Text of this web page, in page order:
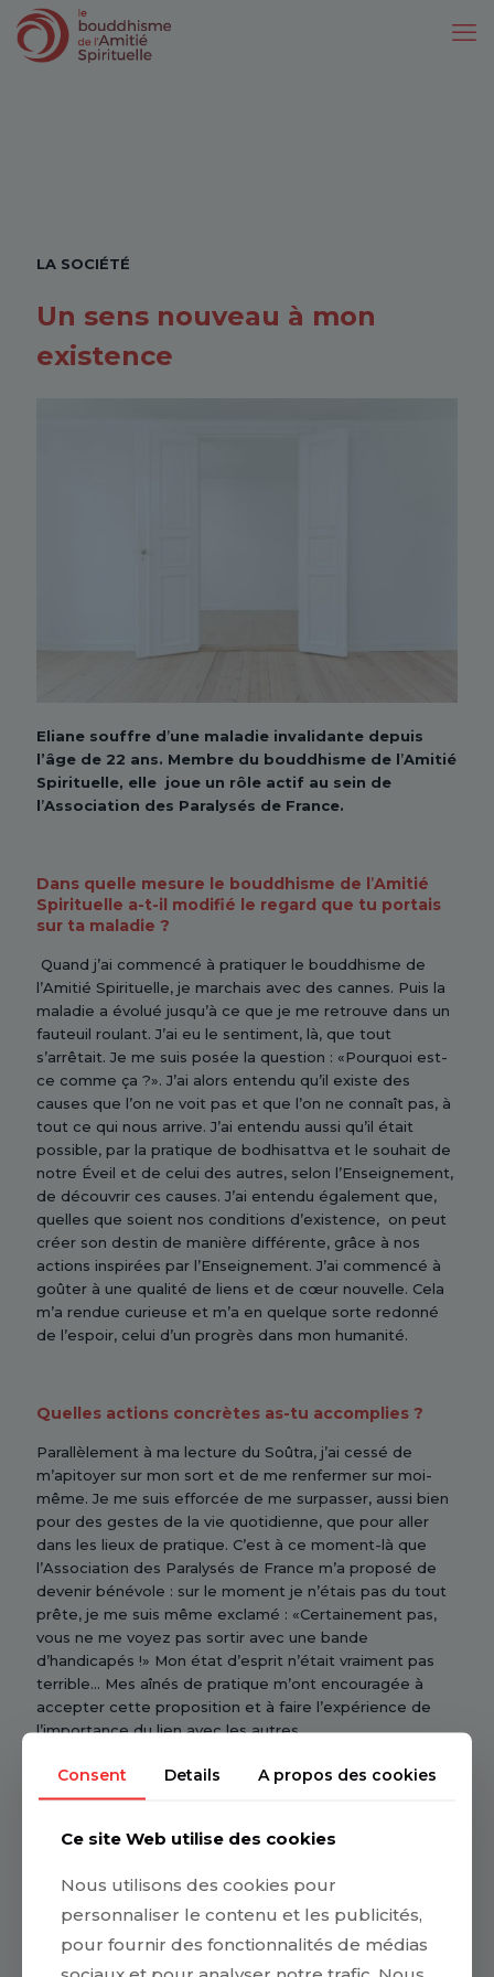
LA SOCIÉTÉ
Un sens nouveau à mon
existence
Eliane souffre d’une maladie invalidante depuis
l’âge de 22 ans. Membre du bouddhisme de l’Amitié
Spirituelle, elle joue un rôle actif au sein de
l’Association des Paralysés de France.
Dans quelle mesure le bouddhisme de l’Amitié
Spirituelle a-t-il modifié le regard que tu portais
sur ta maladie ?
Quand j’ai commencé à pratiquer le bouddhisme de
l’Amitié Spirituelle, je marchais avec des cannes. Puis la
maladie a évolué jusqu’à ce que je me retrouve dans un
fauteuil roulant. J’ai eu le sentiment, là, que tout
s’arrêtait. Je me suis posée la question : «Pourquoi est-
ce comme ça ?». J’ai alors entendu qu’il existe des
causes que l’on ne voit pas et que l’on ne connaît pas, à
tout ce qui nous arrive. J’ai entendu aussi qu’il était
possible, par la pratique de bodhisattva et le souhait de
notre Éveil et de celui des autres, selon l’Enseignement,
de découvrir ces causes. J’ai entendu également que,
quelles que soient nos conditions d’existence, on peut
créer son destin de manière différente, grâce à nos
actions inspirées par l’Enseignement. J’ai commencé à
goûter à une qualité de liens et de cœur nouvelle. Cela
m’a rendue curieuse et m’a en quelque sorte redonné
de l’espoir, celui d’un progrès dans mon humanité.
Quelles actions concrètes as-tu accomplies ?
Parallèlement à ma lecture du Soûtra, j’ai cessé de
m’apitoyer sur mon sort et de me renfermer sur moi-
même. Je me suis efforcée de me surpasser, aussi bien
pour des gestes de la vie quotidienne, que pour aller
dans les lieux de pratique. C’est à ce moment-là que
l’Association des Paralysés de France m’a proposé de
devenir bénévole : sur le moment je n’étais pas du tout
prête, je me suis même exclamé : «Certainement pas,
vous ne me voyez pas sortir avec une bande
d’handicapés !» Mon état d’esprit n’était vraiment pas
terrible... Mes aînés de pratique m’ont encouragée à
accepter cette proposition et à faire l’expérience de
l’importance du lien avec les autres.
bouddhisme de l
Amiti
é Spirituelle dans tes
nouvelles fonctions?
J’ai commencé à véhiculer à l’intérieur de l’Association
les vertus du cœur pour les autres : la bienveillance, la
considération, le souhait du bonheur des autres, ce qui a
fait que, rapidement, je suis devenue le porte-parole de
Consent Details A propos des cookies
Ce site Web utilise des cookies
Nous utilisons des cookies pour
personnaliser le contenu et les publicités,
pour fournir des fonctionnalités de médias